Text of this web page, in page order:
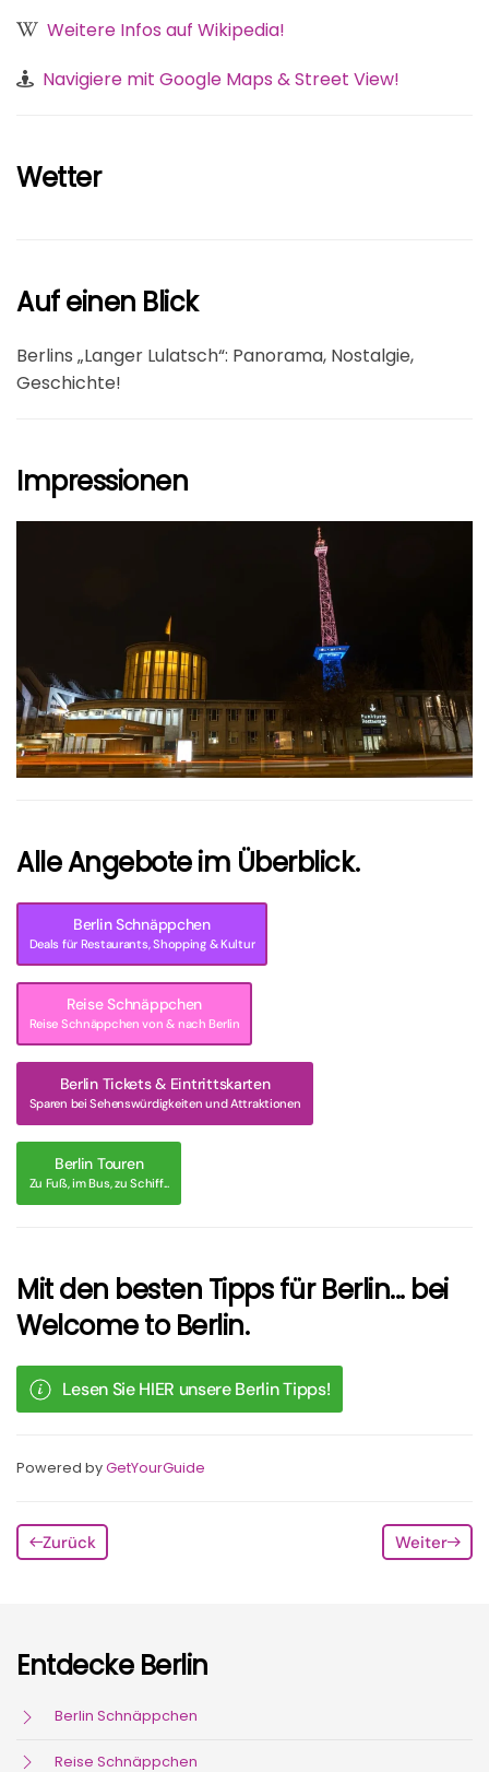
Weitere Infos auf Wikipedia!
Navigiere mit Google Maps & Street View!
Wetter
Auf einen Blick
Berlins „Langer Lulatsch“: Panorama, Nostalgie,
Geschichte!
Impressionen
Alle Angebote im Überblick.
Berlin Schnäppchen
Deals für Restaurants, Shopping & Kultur
Reise Schnäppchen
Reise Schnäppchen von & nach Berlin
Berlin Tickets & Eintrittskarten
Sparen bei Sehenswürdigkeiten und Attraktionen
Berlin Touren
Zu Fuß, im Bus, zu Schiff...
Mit den besten Tipps für Berlin... bei
Welcome to Berlin.
Lesen Sie HIER unsere Berlin Tipps!
Powered byGetYourGuide
Zurück Weiter
Entdecke Berlin
Berlin Schnäppchen
Reise Schnäppchen